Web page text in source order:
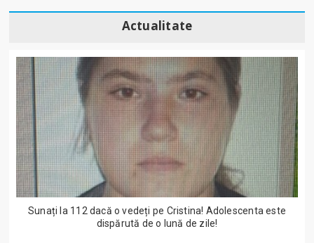
Actualitate
Sunați la 112 dacă o vedeți pe Cristina! Adolescenta este
dispărută de o lună de zile!